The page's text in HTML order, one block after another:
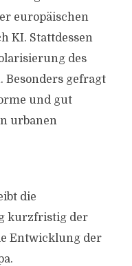
europäischen
KI. Stattdessen
des
Besonders gefragt
und gut
urbanen
die
kurzfristig der
Entwicklung der